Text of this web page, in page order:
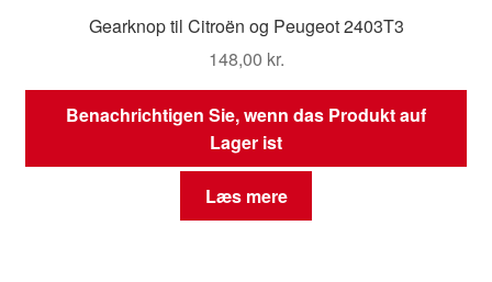
Gearknop til Citroën og Peugeot 2403T3
148,00 kr.
Benachrichtigen Sie, wenn das Produkt auf
Lager ist
Læs mere